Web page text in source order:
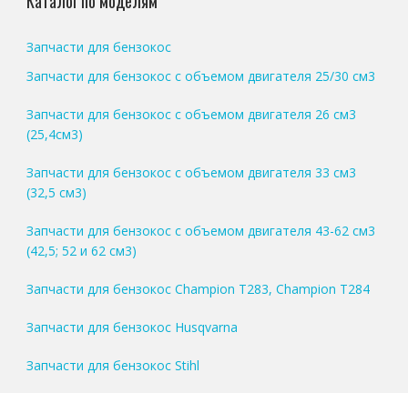
Запчасти для бензокос
Запчасти для бензокос с объемом двигателя 25/30 см3
Запчасти для бензокос с объемом двигателя 26 см3
(25,4см3)
Запчасти для бензокос с объемом двигателя 33 см3
(32,5 см3)
Запчасти для бензокос с объемом двигателя 43-62 см3
(42,5; 52 и 62 см3)
Запчасти для бензокос Champion T283, Champion T284
Запчасти для бензокос Husqvarna
Запчасти для бензокос Stihl